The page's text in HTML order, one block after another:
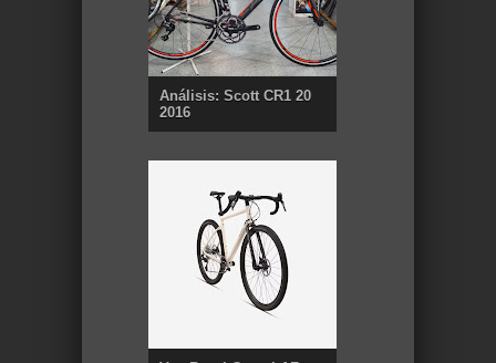
Análisis: Scott CR1 20
2016